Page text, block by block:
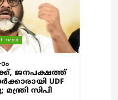
read
ജനപക്ഷത്ത്
UDF
സിപി